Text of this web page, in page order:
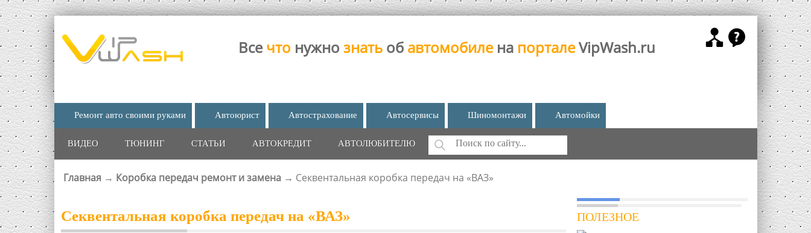
Все что нужно знать об автомобиле на порталеVipWash.ru
Ремонт авто своими руками Автоюрист Автострахование Автосервисы Шиномонтажи Автомойки
ВИДЕО ТЮНИНГ СТАТЬИ АВТОКРЕДИТ АВТОЛЮБИТЕЛЮ
ФОРМА ПОИСКА
Поиск
ВЫ ЗДЕСЬ
Главная → Коробка передач ремонт и замена → Секвентальная коробка передач на «ВАЗ»
Секвентальная коробка передач на «ВАЗ» ПОЛЕЗНОЕ